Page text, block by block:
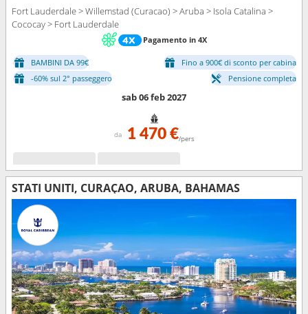
Fort Lauderdale > Willemstad (Curacao) > Aruba > Isola Catalina >
Cococay > Fort Lauderdale
Pagamento in 4X
BAMBINI DA 99€
Fino a 900€ di sconto per cabina
-60% sul 2° passeggero
Pensione completa
sab 06 feb 2027
da 1 470 €/pers
STATI UNITI, CURAÇAO, ARUBA, BAHAMAS